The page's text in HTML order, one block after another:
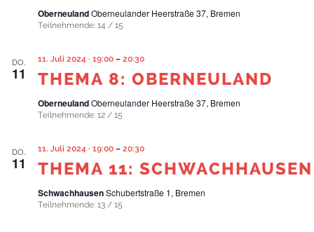
OberneulandOberneulander Heerstraße 37, Bremen
Teilnehmende: 14 / 15
DO.
11 THEMA 8: OBERNEULAND
11. Juli 2024 · 19:00 – 20:30
OberneulandOberneulander Heerstraße 37, Bremen
Teilnehmende: 12 / 15
DO.
11 THEMA 11: SCHWACHHAUSEN
11. Juli 2024 · 19:00 – 20:30
SchwachhausenSchubertstraße 1, Bremen
Teilnehmende: 13 / 15